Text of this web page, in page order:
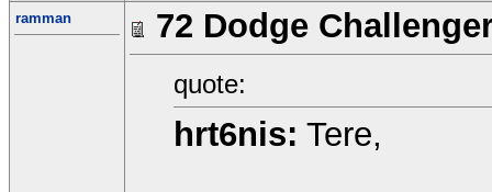
ramman 72 Dodge
quote:
hrt6nis: Tere,